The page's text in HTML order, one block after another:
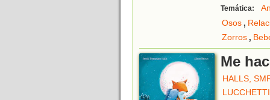
Temática:
Osos,
Zorros,
Me
HALLS,